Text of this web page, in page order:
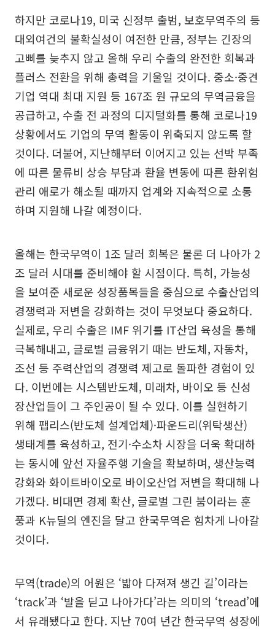
하지만 코로나19, 미국 신정부 출범, 보호무역주의 등
대외여건의 불확실성이 여전한 만큼, 정부는 긴장의
고삐를 늦추지 않고 올해 우리 수출의 완전한 회복과
플러스 전환을 위해 총력을 기울일 것이다. 중소·중견
기업 역대 최대 지원 등 167조 원 규모의 무역금융을
공급하고, 수출 전 과정의 디지털화를 통해 코로나19
상황에서도 기업의 무역 활동이 위축되지 않도록 할
것이다. 더불어, 지난해부터 이어지고 있는 선박 부족
에 따른 물류비 상승 부담과 환율 변동에 따른 환위험
관리 애로가 해소될 때까지 업계와 지속적으로 소통
하며 지원해 나갈 예정이다.
올해는 한국무역이 1조 달러 회복은 물론 더 나아가 2
조 달러 시대를 준비해야 할 시점이다. 특히, 가능성
을 보여준 새로운 성장품목들을 중심으로 수출산업의
경쟁력과 저변을 강화하는 것이 무엇보다 중요하다.
실제로, 우리 수출은 IMF 위기를 IT산업 육성을 통해
극복해내고, 글로벌 금융위기 때는 반도체, 자동차,
조선 등 주력산업의 경쟁력 제고로 돌파한 경험이 있
다. 이번에는 시스템반도체, 미래차, 바이오 등 신성
장산업들이 그 주인공이 될 수 있다. 이를 실현하기
위해 팹리스(반도체 설계업체)·파운드리(위탁생산)
생태계를 육성하고, 전기·수소차 시장을 더욱 확대하
는 동시에 앞선 자율주행 기술을 확보하며, 생산능력
강화와 화이트바이오로 바이오산업 저변을 확대해 나
가겠다. 비대면 경제 확산, 글로벌 그린 붐이라는 훈
풍과 K뉴딜의 엔진을 달고 한국무역은 힘차게 나아갈
것이다.
무역(trade)의 어원은 ‘밟아 다져져 생긴 길’이라는
‘track’과 ‘발을 딛고 나아가다’라는 의미의 ‘tread’에
서 유래됐다고 한다. 지난 70여 년간 한국무역 성장에